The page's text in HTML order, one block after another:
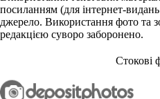
посиланням (для інтернет-
джерело. Використання фото та
редакцією суворо заборонено.
Стокові